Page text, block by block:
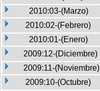
2010:03-(Marzo)
2010:02-(Febrero)
2010:01-(Enero)
2009:12-(Diciembre)
2009:11-(Noviembre)
2009:10-(Octubre)